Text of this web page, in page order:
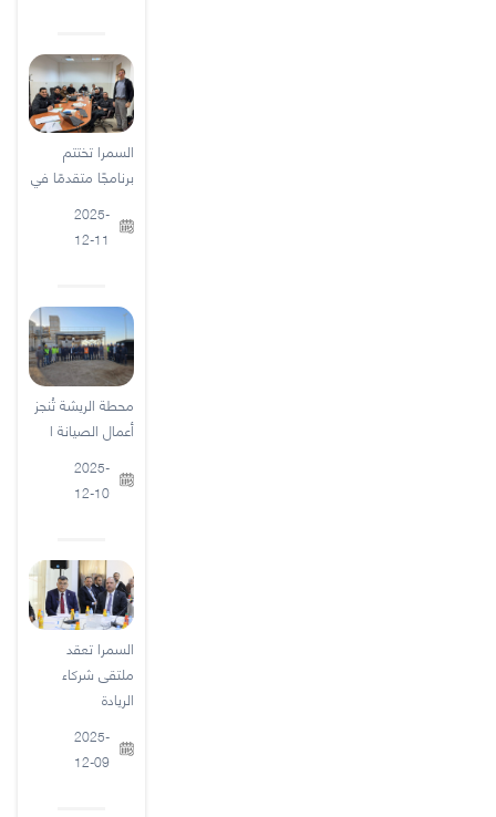
السمرا تختتم
برنامجًا متقدمًا في
2025-
12-11
محطة الريشة تُنجز
أعمال الصيانة ا
2025-
12-10
السمرا تعقد
ملتقى شركاء
الريادة
2025-
12-09